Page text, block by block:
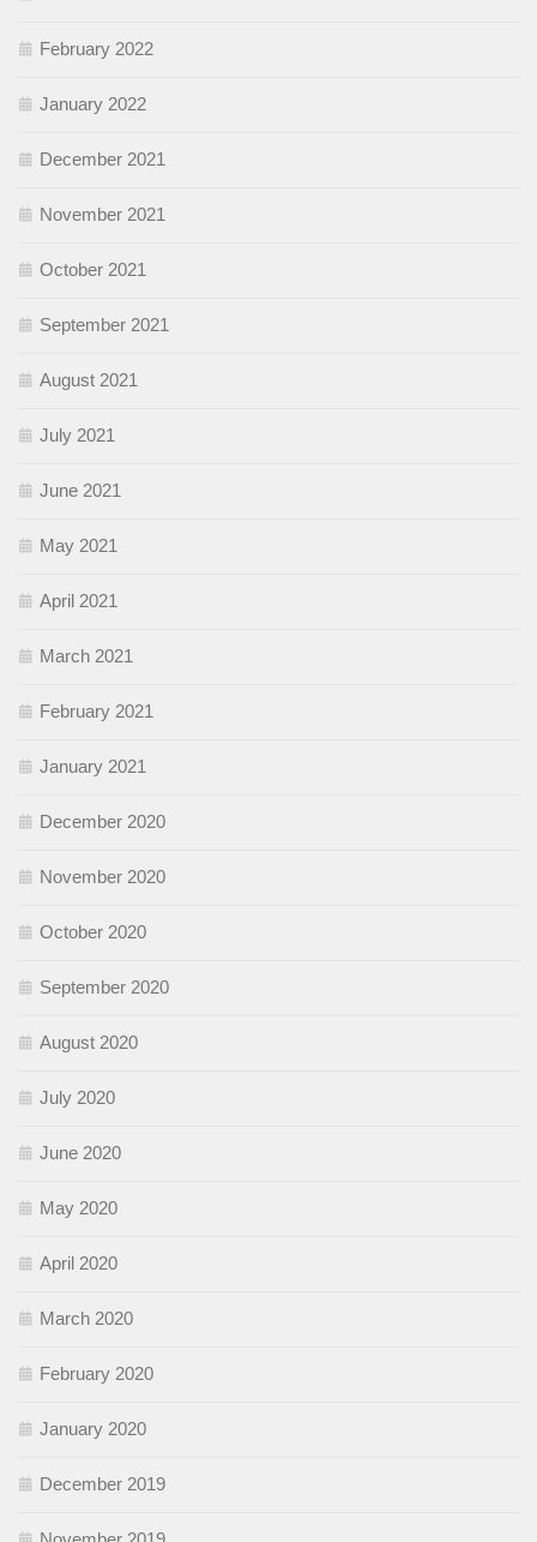
February 2022
January 2022
December 2021
November 2021
October 2021
September 2021
August 2021
July 2021
June 2021
May 2021
April 2021
March 2021
February 2021
January 2021
December 2020
November 2020
October 2020
September 2020
August 2020
July 2020
June 2020
May 2020
April 2020
March 2020
February 2020
January 2020
December 2019